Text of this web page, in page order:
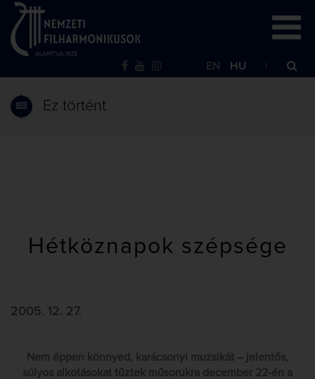
EN HU
Ez történt
Hétköznapok szépsége
2005. 12. 27.
Nem éppen könnyed, karácsonyi muzsikát – jelentős,
súlyos alkotásokat tűztek műsorukra december 22-én a